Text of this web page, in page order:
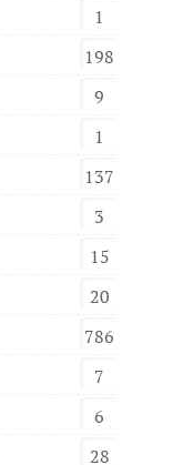
1
198
9
1
137
3
15
20
786
7
6
28